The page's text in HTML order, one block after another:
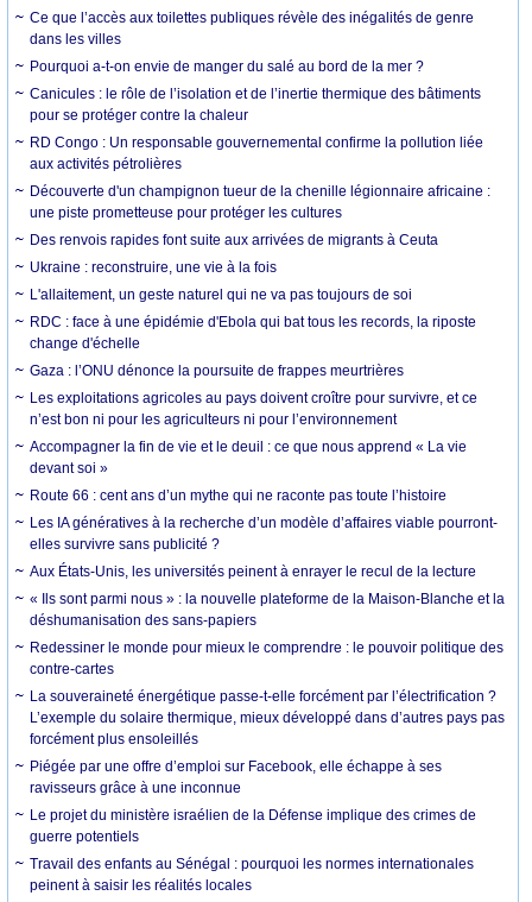
Ce que l’accès aux toilettes publiques révèle des inégalités de genre
dans les villes
Pourquoi a-t-on envie de manger du salé au bord de la mer ?
Canicules : le rôle de l’isolation et de l’inertie thermique des bâtiments
pour se protéger contre la chaleur
RD Congo : Un responsable gouvernemental confirme la pollution liée
aux activités pétrolières
Découverte d'un champignon tueur de la chenille légionnaire africaine :
une piste prometteuse pour protéger les cultures
Des renvois rapides font suite aux arrivées de migrants à Ceuta
Ukraine : reconstruire, une vie à la fois
L'allaitement, un geste naturel qui ne va pas toujours de soi
RDC : face à une épidémie d'Ebola qui bat tous les records, la riposte
change d'échelle
Gaza : l’ONU dénonce la poursuite de frappes meurtrières
Les exploitations agricoles au pays doivent croître pour survivre, et ce
n’est bon ni pour les agriculteurs ni pour l’environnement
Accompagner la fin de vie et le deuil : ce que nous apprend « La vie
devant soi »
Route 66 : cent ans d’un mythe qui ne raconte pas toute l’histoire
Les IA génératives à la recherche d’un modèle d’affaires viable pourront-
elles survivre sans publicité ?
Aux États-Unis, les universités peinent à enrayer le recul de la lecture
« Ils sont parmi nous » : la nouvelle plateforme de la Maison-Blanche et la
déshumanisation des sans-papiers
Redessiner le monde pour mieux le comprendre : le pouvoir politique des
contre-cartes
La souveraineté énergétique passe-t-elle forcément par l’électrification ?
L’exemple du solaire thermique, mieux développé dans d’autres pays pas
forcément plus ensoleillés
Piégée par une offre d’emploi sur Facebook, elle échappe à ses
ravisseurs grâce à une inconnue
Le projet du ministère israélien de la Défense implique des crimes de
guerre potentiels
Travail des enfants au Sénégal : pourquoi les normes internationales
peinent à saisir les réalités locales